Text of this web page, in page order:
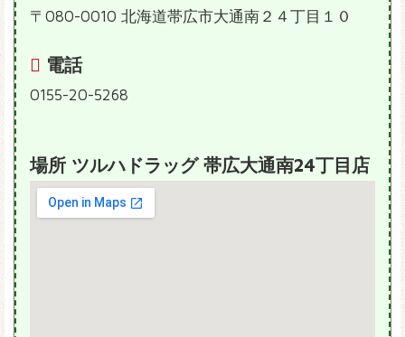
〒080-0010 北海道帯広市大通南２４丁目１０
電話
0155-20-5268
場所 ツルハドラッグ 帯広大通南24丁目店